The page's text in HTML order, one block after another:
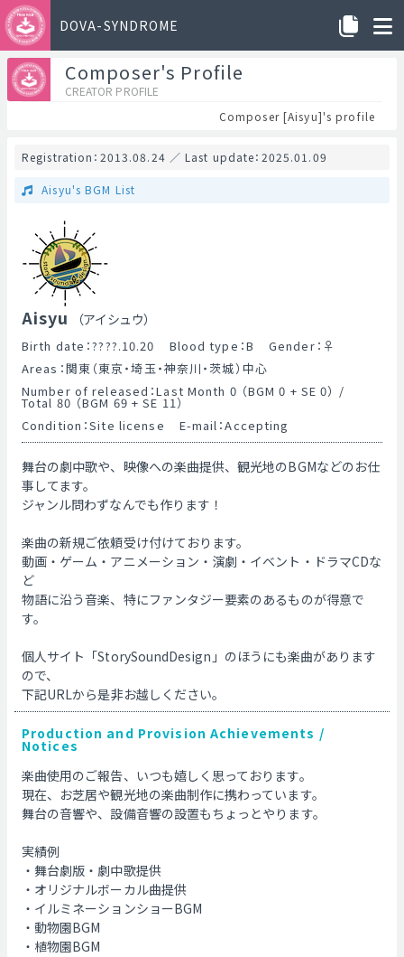
DOVA-SYNDROME
Composer's Profile
CREATOR PROFILE
Composer [Aisyu]'s profile
Registration：2013.08.24 ／ Last update：2025.01.09
Aisyu's BGM List
Aisyu （アイシュウ）
Birth date：????.10.20 Blood type：B Gender： ♀
Areas：関東（東京・埼玉・神奈川・茨城）中心
Number of released：Last Month 0 （BGM 0 + SE 0） /
Total 80 （BGM 69 + SE 11）
Condition：Site license
E-mail：Accepting
舞台の劇中歌や、映像への楽曲提供、観光地のBGMなどのお仕
事してます。
ジャンル問わずなんでも作ります！
楽曲の新規ご依頼受け付けております。
動画・ゲーム・アニメーション・演劇・イベント・ドラマCDな
ど
物語に沿う音楽、特にファンタジー要素のあるものが得意で
す。
個人サイト「StorySoundDesign」のほうにも楽曲があります
ので、
下記URLから是非お越しください。
Production and Provision Achievements /
Notices
楽曲使用のご報告、いつも嬉しく思っております。
現在、お芝居や観光地の楽曲制作に携わっています。
舞台の音響や、設備音響の設置もちょっとやります。
実績例
・舞台劇版・劇中歌提供
・オリジナルボーカル曲提供
・イルミネーションショーBGM
・動物園BGM
・植物園BGM